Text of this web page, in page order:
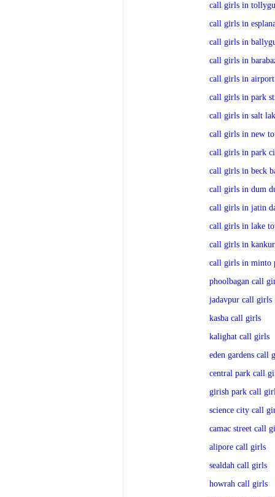
call girls in
call girls in
call girls in
call girls in
call girls in airport
call girls in park
call girls in salt
call girls in new
call girls in park
call girls in beck
call girls in dum
call girls in jatin
call girls in lake
call girls in
call girls in minto
phoolbagan call
jadavpur call girls
kasba call girls
kalighat call girls
eden gardens call
central park call
girish park call
science city call
camac street call
alipore call girls
sealdah call girls
howrah call girls